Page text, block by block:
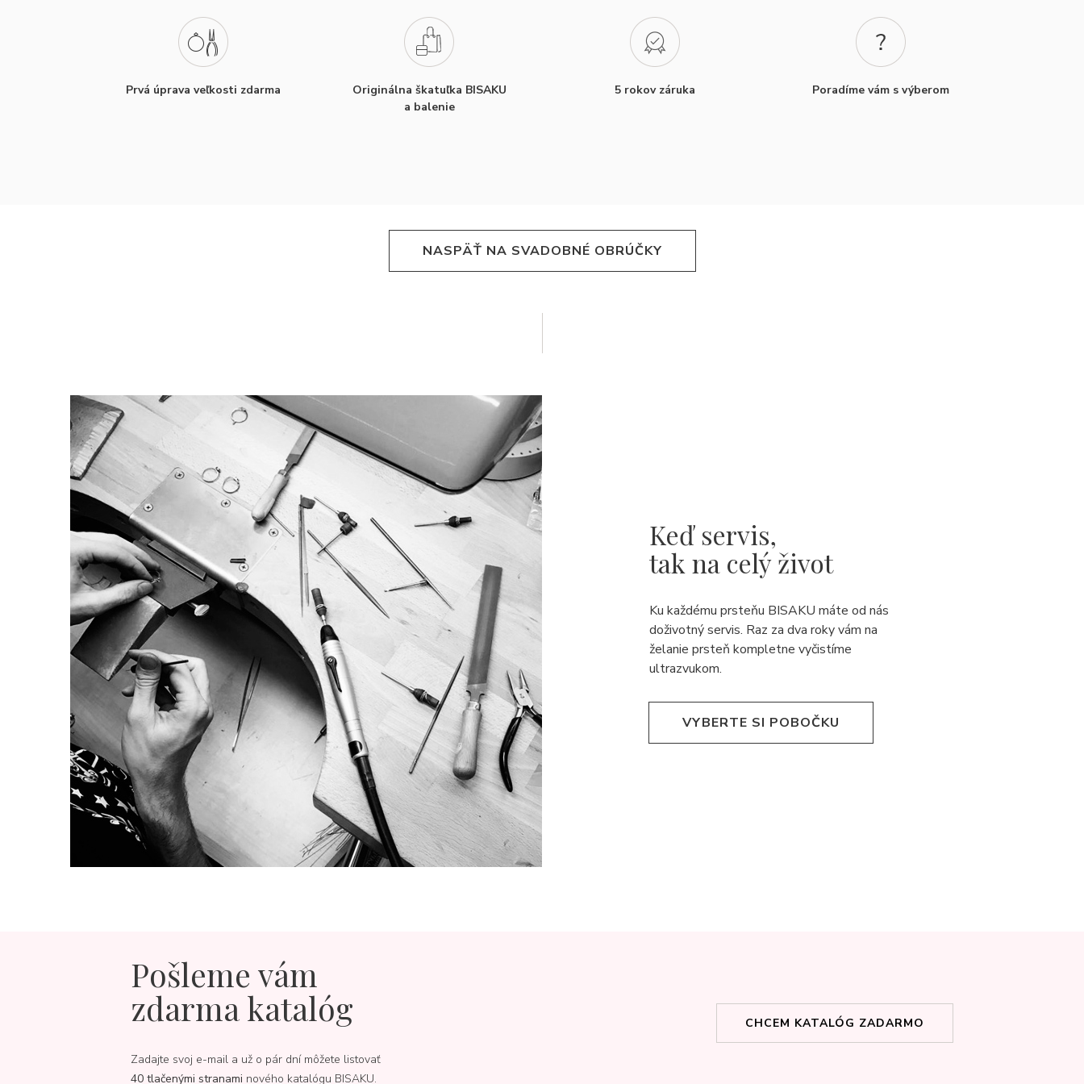
Prvá úprava veľkosti zdarma
Originálna škatuľka BISAKU
a balenie
5 rokov záruka Poradíme vám s výberom
NASPÄŤ NA SVADOBNÉ OBRÚČKY
Keď servis,
tak na celý život
Ku každému prsteňu BISAKU máte od nás
doživotný servis. Raz za dva roky vám na
želanie prsteň kompletne vyčistíme
ultrazvukom.
VYBERTE SI POBOČKU
Pošleme vám
zdarma katalóg
Zadajte svoj e-mail a už o pár dní môžete listovať
40 tlačenými stranami nového katalógu BISAKU.
CHCEM KATALÓG ZADARMO